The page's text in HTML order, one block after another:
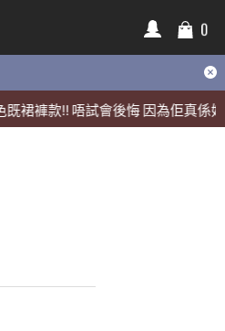
0
‼️ 唔試會後悔 因為佢真係好靚🫶🏻
0
‼️ 唔試會後悔 因為佢真係好靚🫶🏻